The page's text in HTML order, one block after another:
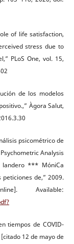
of life satisfaction,
stress due to
PLoS One, vol. 15,
de los modelos
Àgora Salut,
psicométrico de
Analysis
landero *** MóniCa
de,” 2009.
Available:
tiempos de COVID-
12 de mayo de